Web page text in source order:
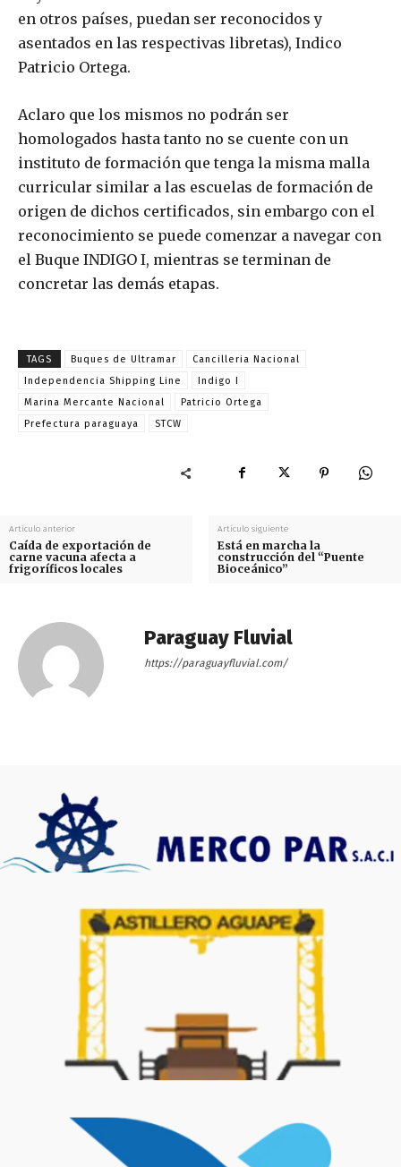
en otros países, puedan ser reconocidos y
asentados en las respectivas libretas), Indico
Patricio Ortega.
Aclaro que los mismos no podrán ser
homologados hasta tanto no se cuente con un
instituto de formación que tenga la misma malla
curricular similar a las escuelas de formación de
origen de dichos certificados, sin embargo con el
reconocimiento se puede comenzar a navegar con
el Buque INDIGO I, mientras se terminan de
concretar las demás etapas.
TAGS Buques de Ultramar
Cancilleria Nacional
Independencia Shipping Line
Indigo I
Marina Mercante Nacional
Patricio Ortega
Prefectura paraguaya
STCW
Artículo anterior
Caída de exportación de
carne vacuna afecta a
frigoríficos locales
Artículo siguiente
Está en marcha la
construcción del “Puente
Bioceánico”
Paraguay Fluvial
https://paraguayfluvial.com/